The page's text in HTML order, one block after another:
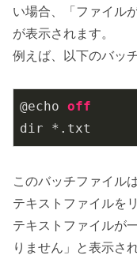
い場合、「ファイル
が表示されます。
例えば、以下のバッ
@echo off
dir *.txt
このバッチファイル
テキストファイルを
テキストファイルが
りません」と表示さ